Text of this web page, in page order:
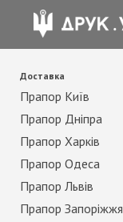
Доставка
Прапор Київ
Прапор Дніпра
Прапор Харків
Прапор Одеса
Прапор Львів
Прапор Запоріжжя